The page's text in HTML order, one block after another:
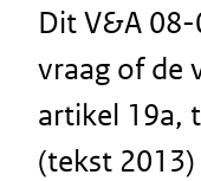
Dit V&A
vraag of de
artikel 19a,
(tekst